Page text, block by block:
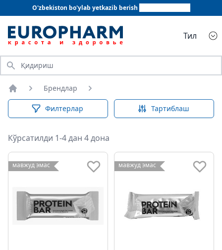
O'zbekiston bo'ylab yetkazib berish
Тил
Қидириш
Бош саҳифа
Брендлар
Филтерлар Тартиблаш
Кўрсатилди 1-4 дан 4 дона
мавжуд эмас мавжуд эмас